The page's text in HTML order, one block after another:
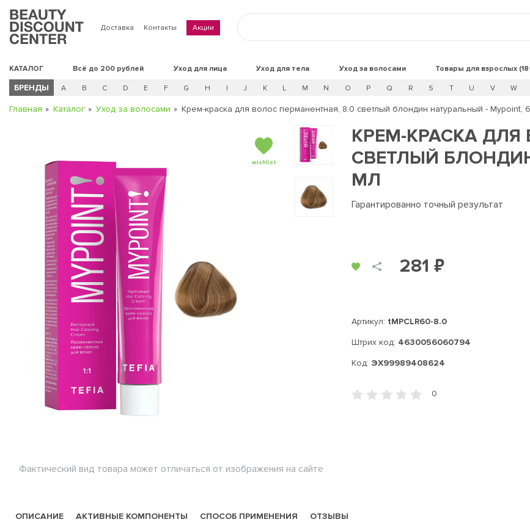
Доставка Контакты Акции
КАТАЛОГ Всё до 200 рублей Уход для лица Уход для тела Уход за волосами Товары для взрослых
БРЕНДЫ A B C D E F G H I J K L M N O P Q R S T U V W
Главная Каталог Уход за волосами Крем-краска для волос перманентная, 8.0 светлый блондин натуральный - Mypoint,
wishlist
Фактический вид товара может отличаться от изображения на сайте
КРЕМ-КРАСКА
СВЕТЛЫЙ
МЛ
Гарантированно точный результат
281 ₽
Артикул: tMPCLR60-8.0
Штрих код: 4630056060794
Код: ЭХ99989408624
0
ОПИСАНИЕ АКТИВНЫЕ КОМПОНЕНТЫ СПОСОБ ПРИМЕНЕНИЯ ОТЗЫВЫ